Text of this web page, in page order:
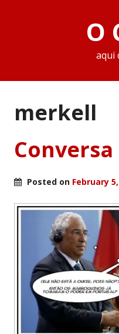
O
aqui
merkell
Posted on February